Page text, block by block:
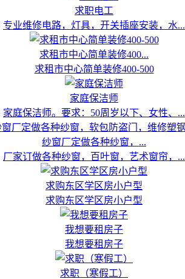
求职电工
专业维修电路，灯具，开关插座安装，水...
求租市中心简单装修400...
求租市中心简单装修400-500
家庭保洁师
家庭保洁师。要求：50周岁以下、女性、...
纱窗厂定做各种纱窗，...
厂家订做各种纱窗，百叶窗，艺术窗帘，...
求购东区学区房小户型
求购东区学区房小户型
我想要租房子
我想要租房子
求职（寒假工）